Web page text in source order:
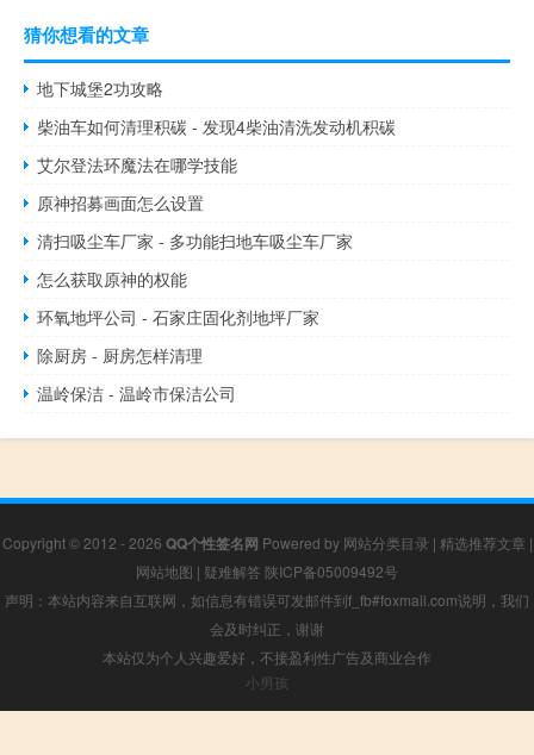
猜你想看的文章
地下城堡2功攻略
柴油车如何清理积碳 - 发现4柴油清洗发动机积碳
艾尔登法环魔法在哪学技能
原神招募画面怎么设置
清扫吸尘车厂家 - 多功能扫地车吸尘车厂家
怎么获取原神的权能
环氧地坪公司 - 石家庄固化剂地坪厂家
除厨房 - 厨房怎样清理
温岭保洁 - 温岭市保洁公司
Copyright © 2012 - 2026 QQ个性签名网 Powered by 网站分类目录 | 精选推荐文章 |
网站地图 | 疑难解答 陕ICP备05009492号
声明：本站内容来自互联网，如信息有错误可发邮件到f_fb#foxmail.com说明，我们
会及时纠正，谢谢
本站仅为个人兴趣爱好，不接盈利性广告及商业合作
小男孩